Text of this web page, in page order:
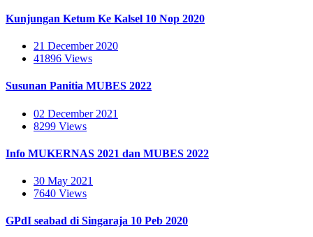
Kunjungan Ketum Ke Kalsel 10 Nop 2020
21 December 2020
41896 Views
Susunan Panitia MUBES 2022
02 December 2021
8299 Views
Info MUKERNAS 2021 dan MUBES 2022
30 May 2021
7640 Views
GPdI seabad di Singaraja 10 Peb 2020